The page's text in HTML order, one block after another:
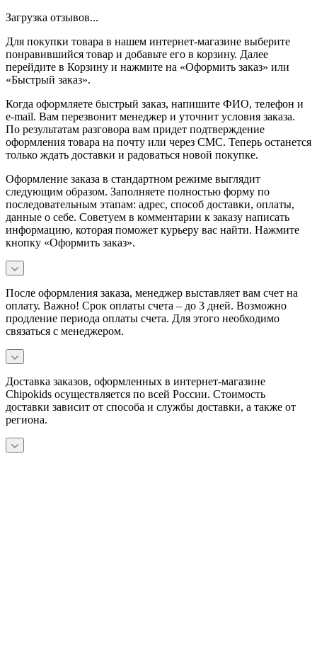
Загрузка отзывов...
Для покупки товара в нашем интернет-магазине выберите
понравившийся товар и добавьте его в корзину. Далее
перейдите в Корзину и нажмите на «Оформить заказ» или
«Быстрый заказ».
Когда оформляете быстрый заказ, напишите ФИО, телефон и
e-mail. Вам перезвонит менеджер и уточнит условия заказа.
По результатам разговора вам придет подтверждение
оформления товара на почту или через СМС. Теперь останется
только ждать доставки и радоваться новой покупке.
Оформление заказа в стандартном режиме выглядит
следующим образом. Заполняете полностью форму по
последовательным этапам: адрес, способ доставки, оплаты,
данные о себе. Советуем в комментарии к заказу написать
информацию, которая поможет курьеру вас найти. Нажмите
кнопку «Оформить заказ».
После оформления заказа, менеджер выставляет вам счет на
оплату. Важно! Срок оплаты счета – до 3 дней. Возможно
продление периода оплаты счета. Для этого необходимо
связаться с менеджером.
Доставка заказов, оформленных в интернет-магазине
Chipokids осуществляется по всей России. Стоимость
доставки зависит от способа и службы доставки, а также от
региона.